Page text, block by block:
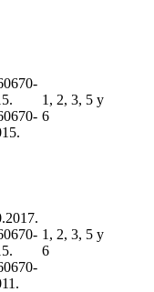
1, 2, 3, 5 y
6
1, 2, 3, 5 y
6